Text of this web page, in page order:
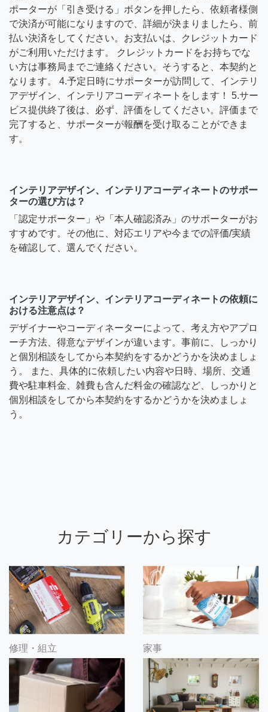
ポーターが「引き受ける」ボタンを押したら、依頼者様側
で決済が可能になりますので、詳細が決まりましたら、前
払い決済をしてください。お支払いは、クレジットカード
がご利用いただけます。 クレジットカードをお持ちでな
い方は事務局までご連絡ください。そうすると、本契約と
なります。 4.予定日時にサポーターが訪問して、インテリ
アデザイン、インテリアコーディネートをします！ 5.サー
ビス提供終了後は、必ず、評価をしてください。評価まで
完了すると、サポーターが報酬を受け取ることができま
す。
インテリアデザイン、インテリアコーディネートのサポー
ターの選び方は？
「認定サポーター」や「本人確認済み」のサポーターがお
すすめです。その他に、対応エリアや今までの評価/実績
を確認して、選んでください。
インテリアデザイン、インテリアコーディネートの依頼に
おける注意点は？
デザイナーやコーディネーターによって、考え方やアプロ
ーチ方法、得意なデザインが違います。事前に、しっかり
と個別相談をしてから本契約をするかどうかを決めましょ
う。 また、具体的に依頼したい内容や日時、場所、交通
費や駐車料金、雑費も含んだ料金の確認など、しっかりと
個別相談をしてから本契約をするかどうかを決めましょ
う。
カテゴリーから探す
修理・組立 家事